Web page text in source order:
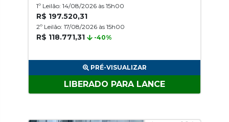
1º Leilão: 14/08/2026 às 15h00
R$ 197.520,31
2º Leilão: 17/08/2026 às 15h00
R$ 118.771,31 -40%
PRÉ-VISUALIZAR
LIBERADO PARA LANCE